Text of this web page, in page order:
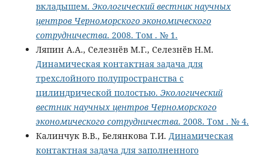
вкладышем. Экологический вестник научных
центров Черноморского экономического
сотрудничества. 2008. Том . № 1.
Ляпин А.А., Селезнёв М.Г., Селезнёв Н.М.
Динамическая контактная задача для
трехслойного полупространства с
цилиндрической полостью. Экологический
вестник научных центров Черноморского
экономического сотрудничества. 2008. Том . № 4.
Калинчук В.В., Белянкова Т.И. Динамическая
контактная задача для заполненного